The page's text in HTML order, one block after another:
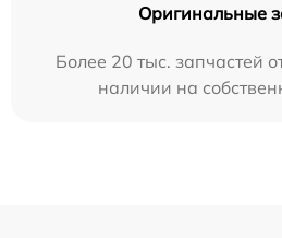
Оригинальные
Более 20 тыс. запчастей
наличии на